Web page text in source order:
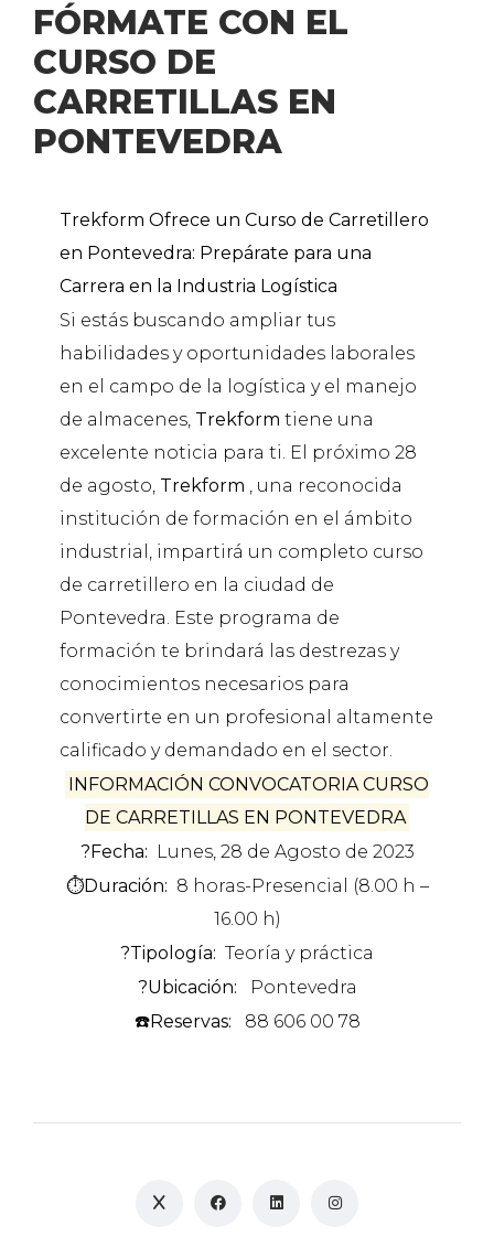
FÓRMATE CON EL
CURSO DE
CARRETILLAS EN
PONTEVEDRA
Trekform Ofrece un Curso de Carretillero
en Pontevedra: Prepárate para una
Carrera en la Industria Logística
Si estás buscando ampliar tus
habilidades y oportunidades laborales
en el campo de la logística y el manejo
de almacenes, Trekform tiene una
excelente noticia para ti. El próximo 28
de agosto, Trekform , una reconocida
institución de formación en el ámbito
industrial, impartirá un completo curso
de carretillero en la ciudad de
Pontevedra. Este programa de
formación te brindará las destrezas y
conocimientos necesarios para
convertirte en un profesional altamente
calificado y demandado en el sector.
INFORMACIÓN CONVOCATORIA CURSO
DE CARRETILLAS EN PONTEVEDRA
?Fecha: Lunes, 28 de Agosto de 2023
⏱️Duración: 8 horas-Presencial (8.00 h –
16.00 h)
?Tipología: Teoría y práctica
?Ubicación:
Pontevedra
☎️Reservas:
88 606 00 78